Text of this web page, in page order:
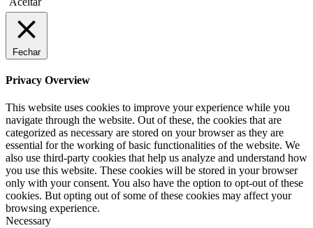
Fechar
Privacy Overview
This website uses cookies to improve your experience while you
navigate through the website. Out of these, the cookies that are
categorized as necessary are stored on your browser as they are
essential for the working of basic functionalities of the website. We
also use third-party cookies that help us analyze and understand how
you use this website. These cookies will be stored in your browser
only with your consent. You also have the option to opt-out of these
cookies. But opting out of some of these cookies may affect your
browsing experience.
Necessary